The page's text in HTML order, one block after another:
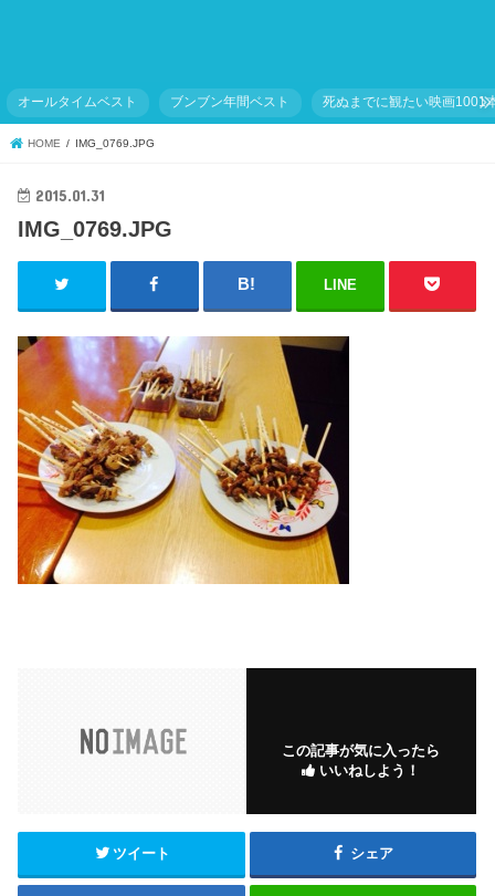
オールタイムベスト ブンブン年間ベスト 死ぬまでに観たい映画1001
HOME IMG_0769.JPG
2015.01.31
IMG_0769.JPG
LINE
この記事が気に入ったら
いいねしよう！
ツイート シェア